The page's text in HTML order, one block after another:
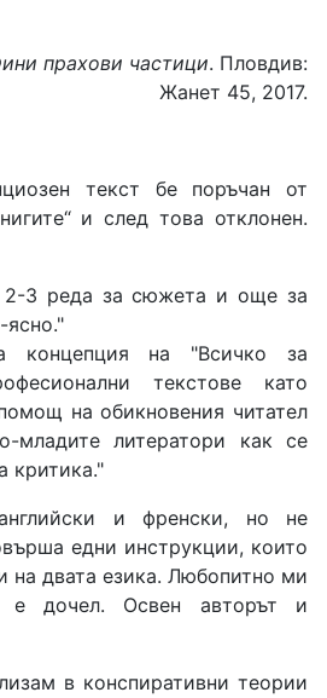
прахови частици. Пловдив:
Жанет 45, 2017.
текст бе поръчан от
и след това отклонен.
2-3 реда за сюжета и още за
ясно."
концепция на "Всичко за
текстове като
на обикновения читател
младите литератори как се
критика."
и френски, но не
едни инструкции, които
на двата езика. Любопитно ми
дочел. Освен авторът и
в конспиративни теории